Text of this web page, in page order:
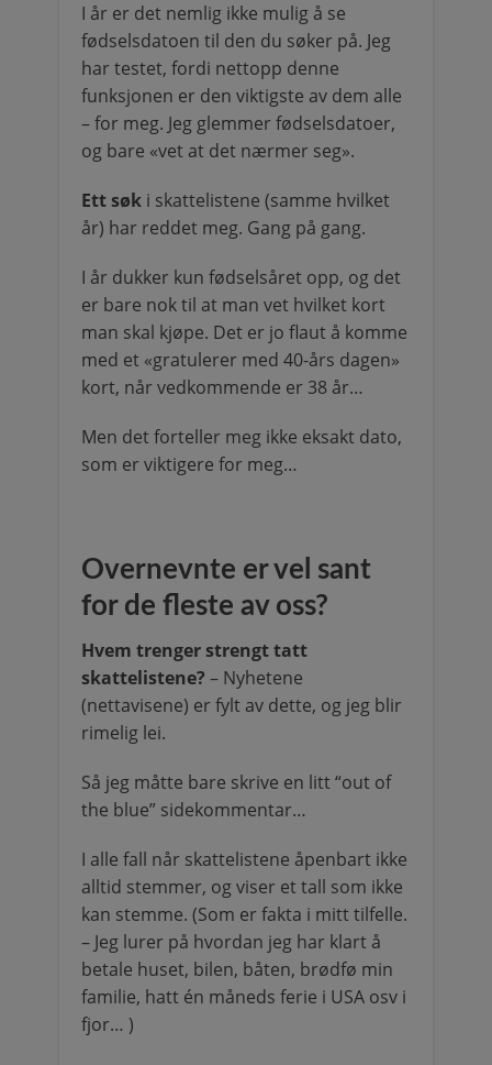
I år er det nemlig ikke mulig å se
fødselsdatoen til den du søker på. Jeg
har testet, fordi nettopp denne
funksjonen er den viktigste av dem alle
– for meg. Jeg glemmer fødselsdatoer,
og bare «vet at det nærmer seg».
Ett søk i skattelistene (samme hvilket
år) har reddet meg. Gang på gang.
I år dukker kun fødselsåret opp, og det
er bare nok til at man vet hvilket kort
man skal kjøpe. Det er jo flaut å komme
med et «gratulerer med 40-års dagen»
kort, når vedkommende er 38 år…
Men det forteller meg ikke eksakt dato,
som er viktigere for meg…
Overnevnte er vel sant
for de fleste av oss?
Hvem trenger strengt tatt
skattelistene? – Nyhetene
(nettavisene) er fylt av dette, og jeg blir
rimelig lei.
Så jeg måtte bare skrive en litt “out of
the blue” sidekommentar…
I alle fall når skattelistene åpenbart ikke
alltid stemmer, og viser et tall som ikke
kan stemme. (Som er fakta i mitt tilfelle.
– Jeg lurer på hvordan jeg har klart å
betale huset, bilen, båten, brødfø min
familie, hatt én måneds ferie i USA osv i
fjor… )